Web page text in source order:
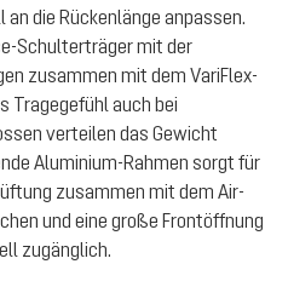
die Rückenlänge anpassen.
Schulterträger mit der
zusammen mit dem VariFlex-
Tragegefühl auch bei
verteilen das Gewicht
Aluminium-Rahmen sorgt für
zusammen mit dem Air-
und eine große Frontöffnung
zugänglich.